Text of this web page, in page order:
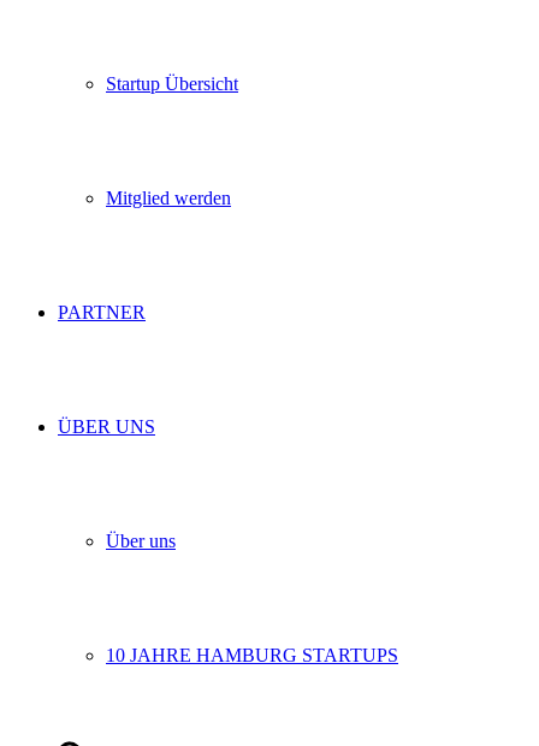
Startup Übersicht
Mitglied werden
PARTNER
ÜBER UNS
Über uns
10 JAHRE HAMBURG STARTUPS